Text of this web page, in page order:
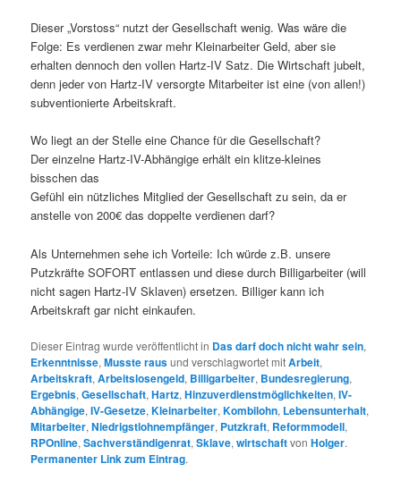
Dieser „Vorstoss“ nutzt der Gesellschaft wenig. Was wäre die
Folge: Es verdienen zwar mehr Kleinarbeiter Geld, aber sie
erhalten dennoch den vollen Hartz-IV Satz. Die Wirtschaft jubelt,
denn jeder von Hartz-IV versorgte Mitarbeiter ist eine (von allen!)
subventionierte Arbeitskraft.
Wo liegt an der Stelle eine Chance für die Gesellschaft?
Der einzelne Hartz-IV-Abhängige erhält ein klitze-kleines
bisschen das
Gefühl ein nützliches Mitglied der Gesellschaft zu sein, da er
anstelle von 200€ das doppelte verdienen darf?
Als Unternehmen sehe ich Vorteile: Ich würde z.B. unsere
Putzkräfte SOFORT entlassen und diese durch Billigarbeiter (will
nicht sagen Hartz-IV Sklaven) ersetzen. Billiger kann ich
Arbeitskraft gar nicht einkaufen.
Dieser Eintrag wurde veröffentlicht in Das darf doch nicht wahr sein,
Erkenntnisse,Musste rausund verschlagwortet mitArbeit,
Arbeitskraft,Arbeitslosengeld, Billigarbeiter, Bundesregierung,
Ergebnis,Gesellschaft,Hartz,Hinzuverdienstmöglichkeiten,IV-
Abhängige,IV-Gesetze,Kleinarbeiter,Kombilohn, Lebensunterhalt,
Mitarbeiter,Niedrigstlohnempfänger, Putzkraft, Reformmodell,
RPOnline,Sachverständigenrat,Sklave,wirtschaftvonHolger.
Permanenter Link zum Eintrag.